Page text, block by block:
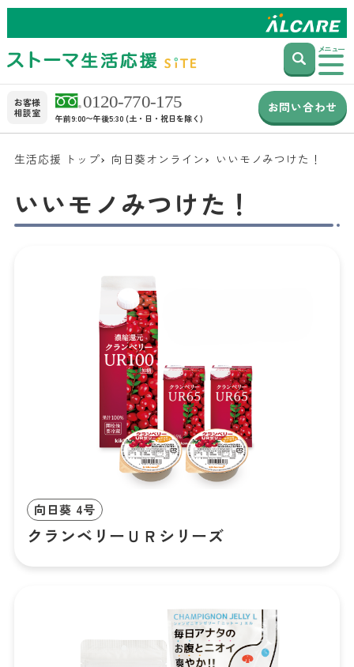
メニュー
お客様
相談室
午前9:00〜午後5:30 (土・日・祝日を除く)
お問い合わせ
生活応援 トップ 向日葵オンライン いいモノみつけた！
いいモノみつけた！
向日葵 4号
クランベリーＵＲシリーズ